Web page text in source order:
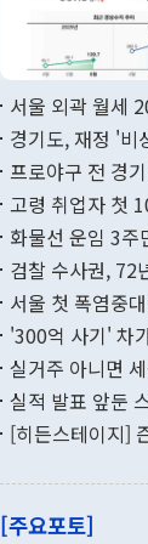
서울 외곽 월세
경기도, 재정 '비
프로야구 전 경
고령 취업자 첫
화물선 운임 3주
검찰 수사권, 72
서울 첫 폭염중
'300억 사기' 차
실거주 아니면
실적 발표 앞둔
[히든스테이지]
[주요포토]